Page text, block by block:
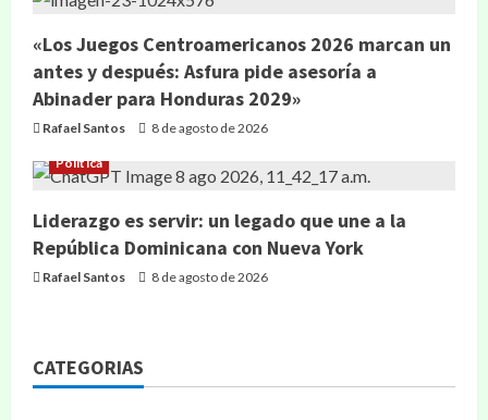
«Los Juegos Centroamericanos 2026 marcan un
antes y después: Asfura pide asesoría a
Abinader para Honduras 2029»
Rafael Santos 8 de agosto de 2026
Política
Liderazgo es servir: un legado que une a la
República Dominicana con Nueva York
Rafael Santos 8 de agosto de 2026
CATEGORIAS